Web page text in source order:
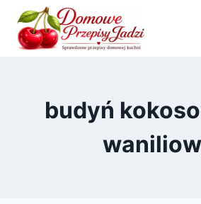
Przejdź
treści
budyń